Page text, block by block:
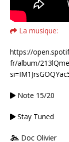
La musique:
https://
fr/album/
Note 15/20
Stay Tuned
Doc Olivier